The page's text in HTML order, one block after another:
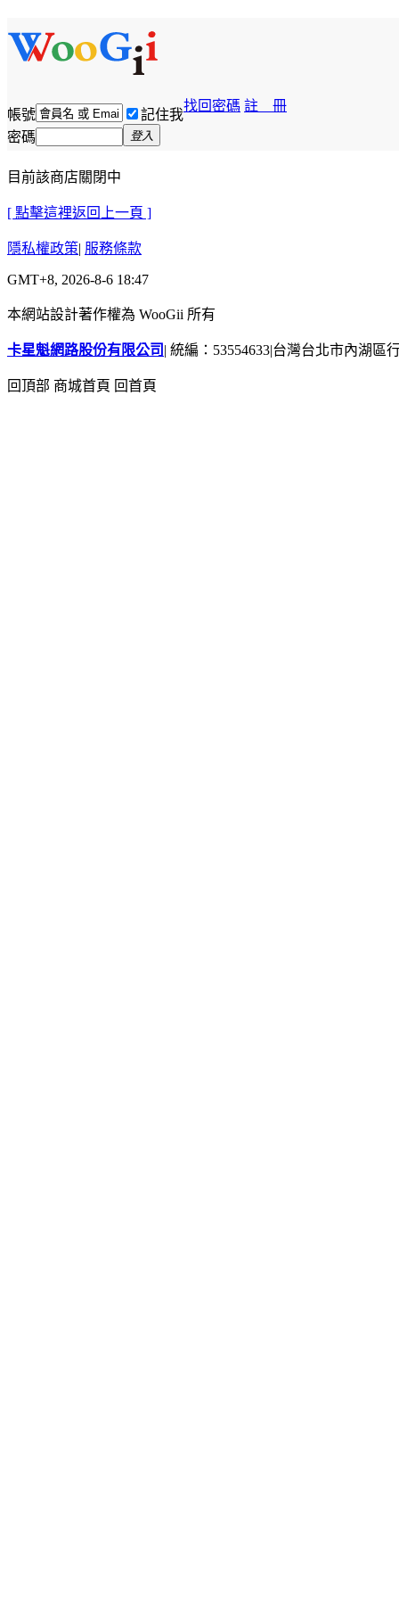
帳號 記住我
找回密碼 註 冊
密碼 登入
目前該商店關閉中
[ 點擊這裡返回上一頁 ]
隱私權政策| 服務條款
GMT+8, 2026-8-6 18:47
本網站設計著作權為 WooGii 所有
卡星魁網路股份有限公司 | 統編：53554633|台灣台北市內湖區
回頂部 商城首頁 回首頁